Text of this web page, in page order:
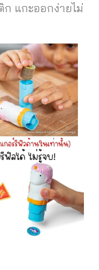
แกะออกง่ายไม่